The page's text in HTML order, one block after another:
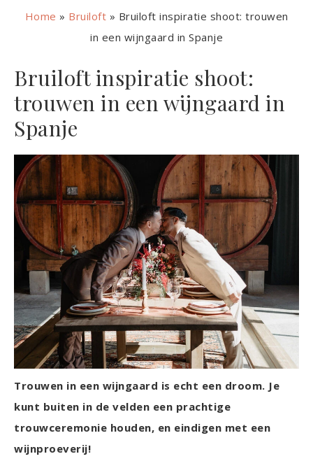
Home » Bruiloft » Bruiloft inspiratie shoot: trouwen
in een wijngaard in Spanje
Bruiloft inspiratie shoot:
trouwen in een wijngaard in
Spanje
Trouwen in een wijngaard is echt een droom. Je
kunt buiten in de velden een prachtige
trouwceremonie houden, en eindigen met een
wijnproeverij!